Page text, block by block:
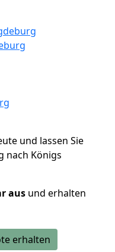
und lassen Sie
nach Königs
aus und erhalten
erhalten